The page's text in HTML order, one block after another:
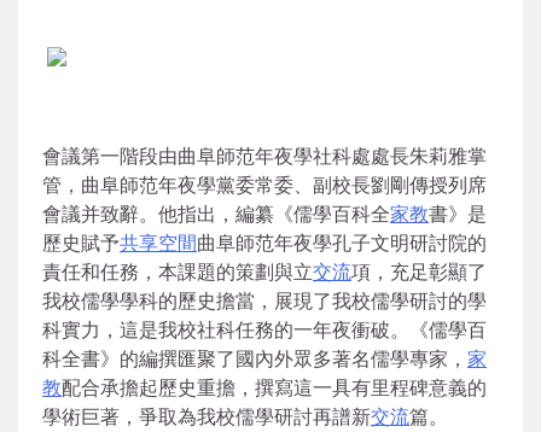
會議第一階段由曲阜師范年夜學社科處處長朱莉雅掌
管，曲阜師范年夜學黨委常委、副校長劉剛傳授列席
會議并致辭。他指出，編纂《儒學百科全家教書》是
歷史賦予共享空間曲阜師范年夜學孔子文明研討院的
責任和任務，本課題的策劃與立交流項，充足彰顯了
我校儒學學科的歷史擔當，展現了我校儒學研討的學
科實力，這是我校社科任務的一年夜衝破。《儒學百
科全書》的編撰匯聚了國內外眾多著名儒學專家， 家
教配合承擔起歷史重擔，撰寫這一具有里程碑意義的
學術巨著，爭取為我校儒學研討再譜新交流篇。